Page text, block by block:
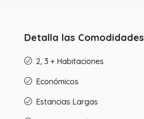
Detalla las Comodidades
2, 3 + Habitaciones
Económicos
Estancias Largas